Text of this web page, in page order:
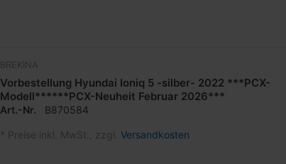
BREKINA
Vorbestellung Hyundai Ioniq 5 -silber- 2022 ***PCX-
Modell******PCX-Neuheit Februar 2026***
Art.-Nr. B870584
* Preise inkl. MwSt., zzgl. Versandkosten